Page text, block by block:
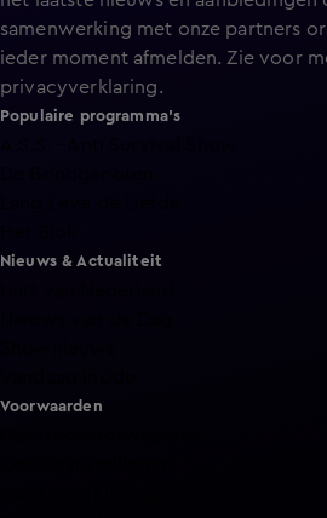
samenwerking met onze partners
ieder moment afmelden. Zie voor
privacyverklaring.
Populaire programma's
Nieuws & Actualiteit
Voorwaarden